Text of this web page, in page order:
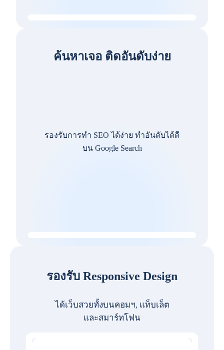
ค้นหาเจอ ติดอันดับง่าย
รองรับการทำ SEO ได้ง่าย ทำอันดับได้ดี
บน Google Search
รองรับ Responsive Design
ได้เว็บสวยทั้งบนคอมฯ, แท็บเล็ต
และสมาร์ทโฟน